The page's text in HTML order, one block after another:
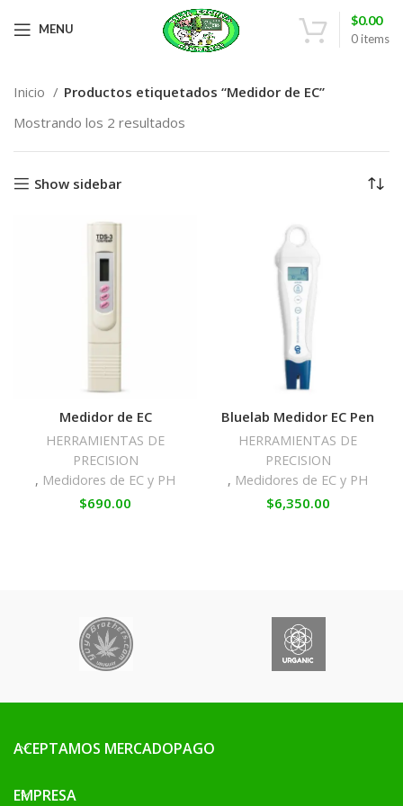
MENU
0items
$0.00
Inicio
Productos etiquetados “Medidor de EC”
Mostrando los 2 resultados
Show sidebar
Medidor de EC
HERRAMIENTAS DE
PRECISION
, Medidores de EC y PH
$690.00
Bluelab Medidor EC Pen
HERRAMIENTAS DE
PRECISION
, Medidores de EC y PH
$6,350.00
ACEPTAMOS MERCADOPAGO
EMPRESA